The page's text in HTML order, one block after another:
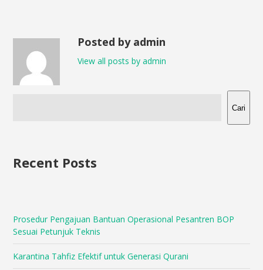
Posted by admin
View all posts by admin
Cari
Recent Posts
Prosedur Pengajuan Bantuan Operasional Pesantren BOP
Sesuai Petunjuk Teknis
Karantina Tahfiz Efektif untuk Generasi Qurani